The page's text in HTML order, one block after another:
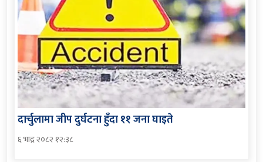
दार्चुलामा जीप दुर्घटना हुँदा ११ जना घाइते
६ भाद्र २०८२ १२:३८